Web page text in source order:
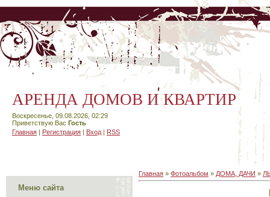
АРЕНДА ДОМОВ И КВАРТИР
Воскресенье, 09.08.2026, 02:29
Приветствую Вас Гость
Главная | Регистрация | Вход | RSS
Меню сайта
Главная » Фотоальбом » ДОМА, ДАЧИ »